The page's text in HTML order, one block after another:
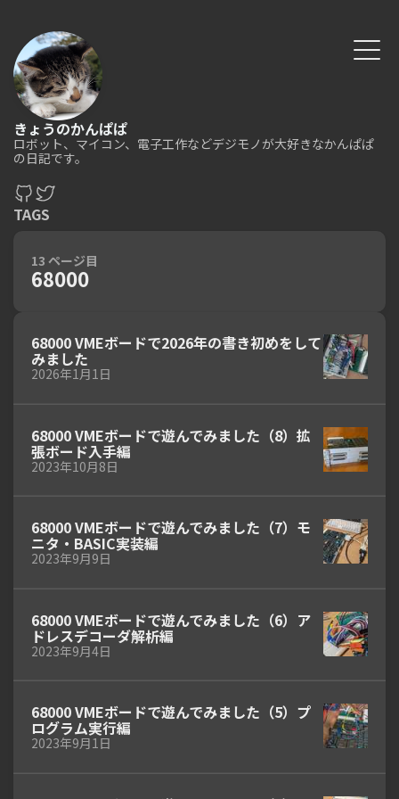
きょうのかんぱぱ
ロボット、マイコン、電子工作などデジモノが大好きなかんぱぱ
の日記です。
TAGS
13 ページ目
68000
68000 VMEボードで2026年の書き初めをして
みました
2026年1月1日
68000 VMEボードで遊んでみました（8）拡
張ボード入手編
2023年10月8日
68000 VMEボードで遊んでみました（7）モ
ニタ・BASIC実装編
2023年9月9日
68000 VMEボードで遊んでみました（6）ア
ドレスデコーダ解析編
2023年9月4日
68000 VMEボードで遊んでみました（5）プ
ログラム実行編
2023年9月1日